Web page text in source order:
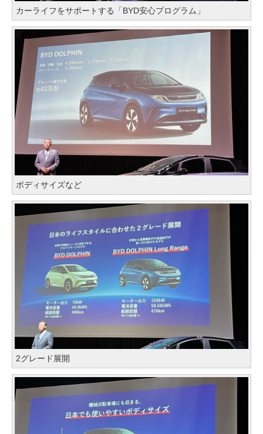
カーライフをサポートする「BYD安心プログラム」
ボディサイズなど
2グレード展開